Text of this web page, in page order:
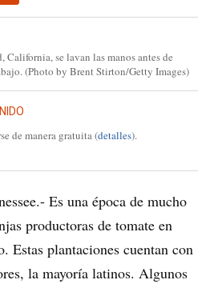
California, se lavan las manos antes de
(Photo by Brent Stirton/Getty Images)
de manera gratuita (detalles).
Es una época de mucho
productoras de tomate en
Estas plantaciones cuentan con
la mayoría latinos. Algunos